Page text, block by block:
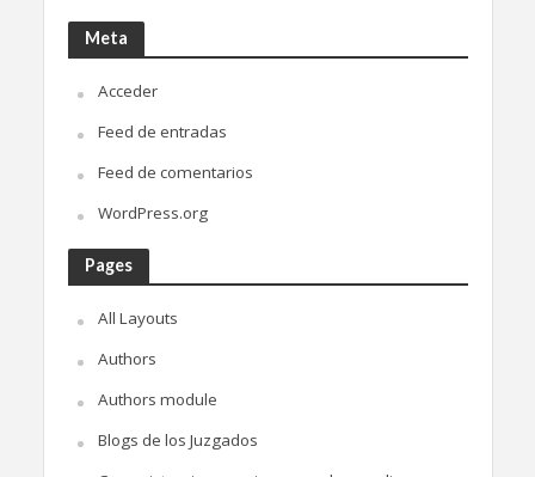
Meta
Acceder
Feed de entradas
Feed de comentarios
WordPress.org
Pages
All Layouts
Authors
Authors module
Blogs de los Juzgados